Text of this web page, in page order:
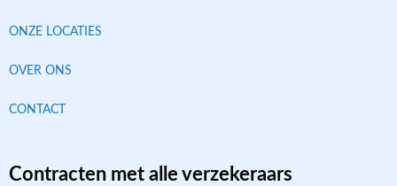
ONZE LOCATIES
OVER ONS
CONTACT
Contracten met alle verzekeraars